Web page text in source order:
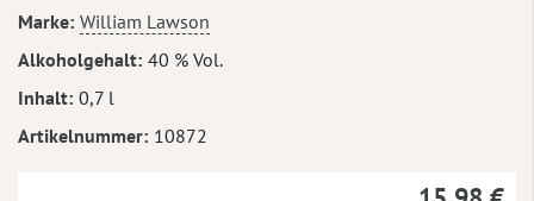
Mehr
Informationen
Marke William Lawson
Alkoholgehalt 40 % Vol.
Inhalt 0,7 l
Artikelnummer 10872